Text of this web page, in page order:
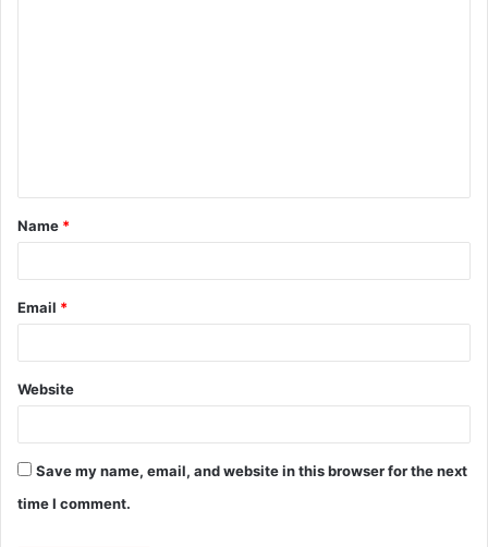
Name *
Email *
Website
Save my name, email, and website in this browser for the next
time I comment.